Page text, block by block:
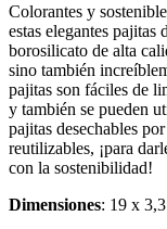
Colorantes y
estas elegantes
borosilicato de alta
sino también
pajitas son fáciles de
y también se pueden
pajitas desechables
reutilizables, ¡para
con la sostenibilidad!
Dimensiones: 19 x